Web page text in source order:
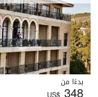
بدءًا من